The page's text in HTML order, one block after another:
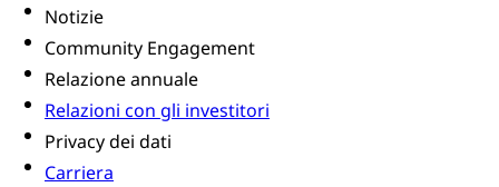
Notizie
Community Engagement
Relazione annuale
Relazioni con gli investitori
Privacy dei dati
Carriera